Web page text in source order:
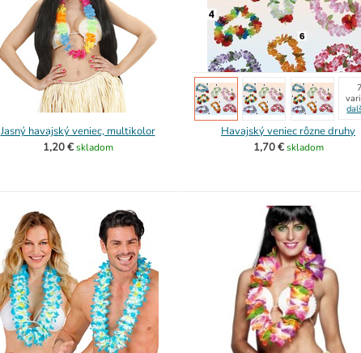
Jasný havajský veniec, multikolor
1,20 € skladom
7
Havajský veniec rôzne druhy
1,70 € skladom